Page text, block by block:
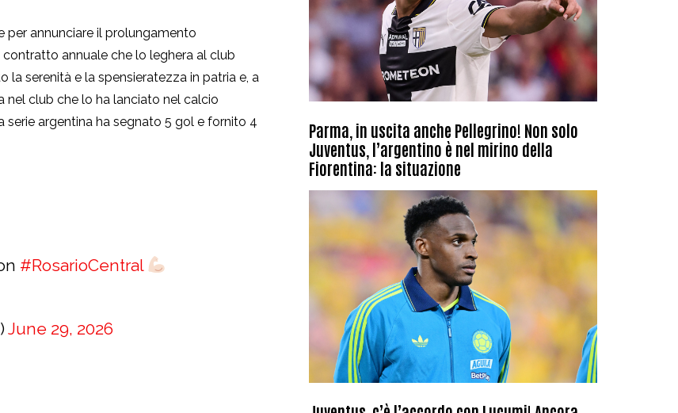
per annunciare il prolungamento
annuale che lo leghera al club
la serenità e la spensieratezza in patria e, a
nel club che lo ha lanciato nel calcio
argentina ha segnato 5 gol e fornito 4
#RosarioCentral
June 29, 2026
Parma, in uscita anche Pellegrino! Non solo
Juventus, l’argentino è nel mirino della
Fiorentina: la situazione